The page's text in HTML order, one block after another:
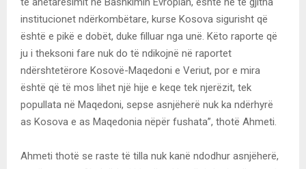
institucionet ndërkombëtare, kurse Kosova sigurisht që
është e pikë e dobët, duke filluar nga unë. Këto raporte që
ju i theksoni fare nuk do të ndikojnë në raportet
ndërshtetërore Kosovë-Maqedoni e Veriut, por e mira
është që të mos lihet një hije e keqe tek njerëzit, tek
popullata në Maqedoni, sepse asnjëherë nuk ka ndërhyrë
as Kosova e as Maqedonia nëpër fushata”, thotë Ahmeti.
Ahmeti thotë se raste të tilla nuk kanë ndodhur asnjëherë,